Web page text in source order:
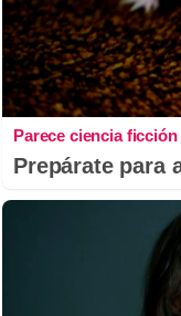
Parece ciencia ficción
Prepárate para